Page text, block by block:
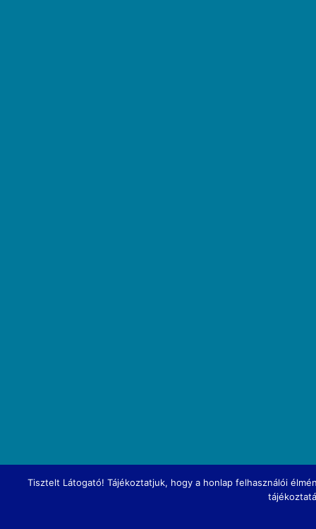
Tisztelt Látogató! Tájékoztatjuk, hogy a honlap felhasználói